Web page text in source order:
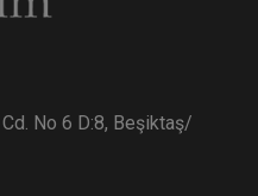
Cd. No 6 D:8, Beşiktaş/